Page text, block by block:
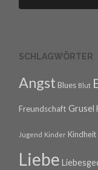
SCHLAGWÖRTER
Angst Blues Blut
Freundschaft Grusel
Jugend Kinder Kindheit
Liebe